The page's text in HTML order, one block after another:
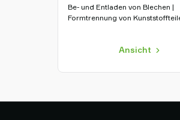
Be- und Entladen von Blechen |
Formtrennung von
Ansicht